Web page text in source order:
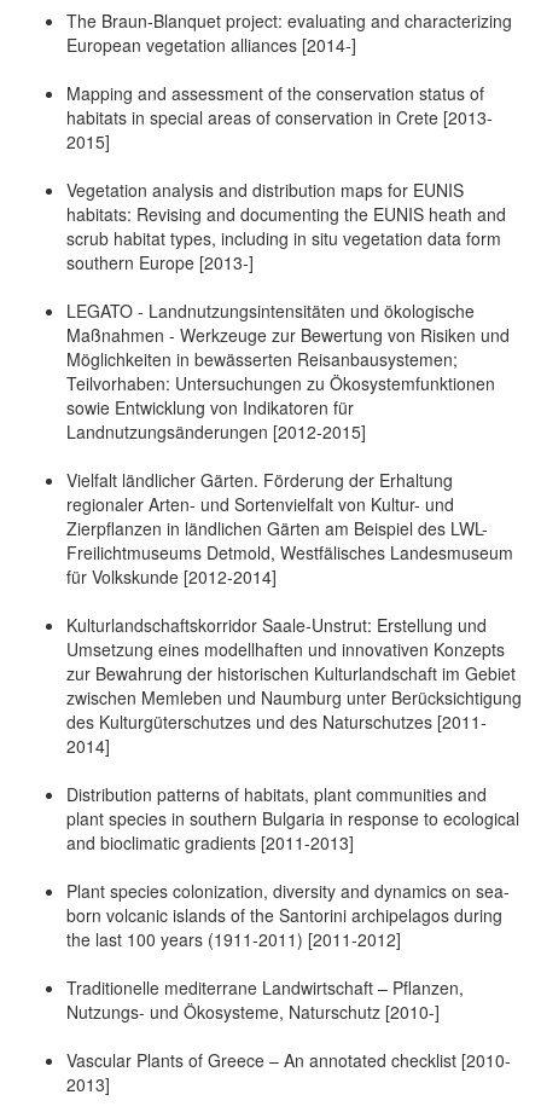
The Braun-Blanquet project: evaluating and characterizing
European vegetation alliances [2014-]
Mapping and assessment of the conservation status of
habitats in special areas of conservation in Crete [2013-
2015]
Vegetation analysis and distribution maps for EUNIS
habitats: Revising and documenting the EUNIS heath and
scrub habitat types, including in situ vegetation data form
southern Europe [2013-]
LEGATO - Landnutzungsintensitäten und ökologische
Maßnahmen - Werkzeuge zur Bewertung von Risiken und
Möglichkeiten in bewässerten Reisanbausystemen;
Teilvorhaben: Untersuchungen zu Ökosystemfunktionen
sowie Entwicklung von Indikatoren für
Landnutzungsänderungen [2012-2015]
Vielfalt ländlicher Gärten. Förderung der Erhaltung
regionaler Arten- und Sortenvielfalt von Kultur- und
Zierpflanzen in ländlichen Gärten am Beispiel des LWL-
Freilichtmuseums Detmold, Westfälisches Landesmuseum
für Volkskunde [2012-2014]
Kulturlandschaftskorridor Saale-Unstrut: Erstellung und
Umsetzung eines modellhaften und innovativen Konzepts
zur Bewahrung der historischen Kulturlandschaft im Gebiet
zwischen Memleben und Naumburg unter Berücksichtigung
des Kulturgüterschutzes und des Naturschutzes [2011-
2014]
Distribution patterns of habitats, plant communities and
plant species in southern Bulgaria in response to ecological
and bioclimatic gradients [2011-2013]
Plant species colonization, diversity and dynamics on sea-
born volcanic islands of the Santorini archipelagos during
the last 100 years (1911-2011) [2011-2012]
Traditionelle mediterrane Landwirtschaft – Pflanzen,
Nutzungs- und Ökosysteme, Naturschutz [2010-]
Vascular Plants of Greece – An annotated checklist [2010-
2013]